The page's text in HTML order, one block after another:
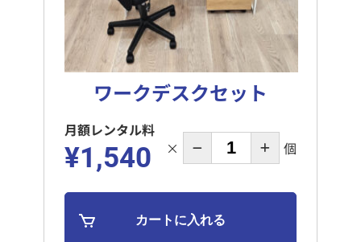
ワークデスクセット
月額レンタル料
¥1,540 × 個